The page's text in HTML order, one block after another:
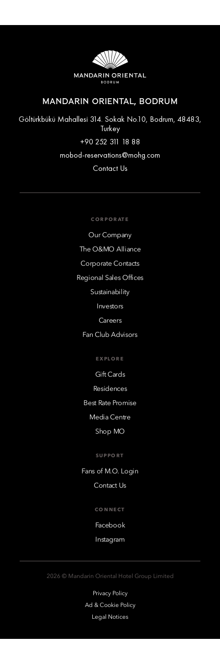
MANDARIN ORIENTAL, BODRUM
Göltürkbükü Mahallesi 314. Sokak No.10, Bodrum, 48483,
Turkey
+90 252 311 18 88
mobod-reservations@mohg.com
Contact Us
CORPORATE
Our Company
The O&MO Alliance
Corporate Contacts
Regional Sales Offices
Sustainability
Investors
Careers
Fan Club Advisors
EXPLORE
Gift Cards
Residences
Best Rate Promise
Media Centre
Shop MO
SUPPORT
Fans of M.O. Login
Contact Us
CONNECT
Facebook
Instagram
2026 © Mandarin Oriental Hotel Group Limited
Privacy Policy
Ad & Cookie Policy
Legal Notices